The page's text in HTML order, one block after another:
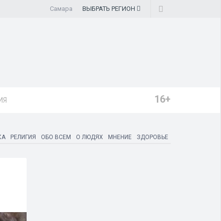
Самара ВЫБРАТЬ РЕГИОН
16+
РЕЛИГИЯ ОБО ВСЕМ О ЛЮДЯХ МНЕНИЕ ЗДОРОВЬЕ